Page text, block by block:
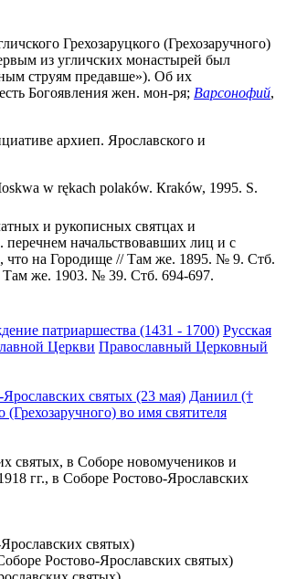
Грехозаруцкого (Грехозаручного)
из угличских монастырей был
струям предавше»). Об их
Богоявления жен. мон-ря; Варсонофий,
архиеп. Ярославского и
w rękach polaków. Кraków, 1995. S.
и рукописных святцах и
начальствовавших лиц и с
что на Городище // Там же. 1895. № 9. Стб.
Там же. 1903. № 39. Стб. 694-697.
патриаршества (1431 - 1700) Русская
Церкви Православный Церковный
святых (23 мая) Даниил (†
во имя святителя
святых, в Соборе новомучеников и
гг., в Соборе Ростово-Ярославских
святых)
Ростово-Ярославских святых)